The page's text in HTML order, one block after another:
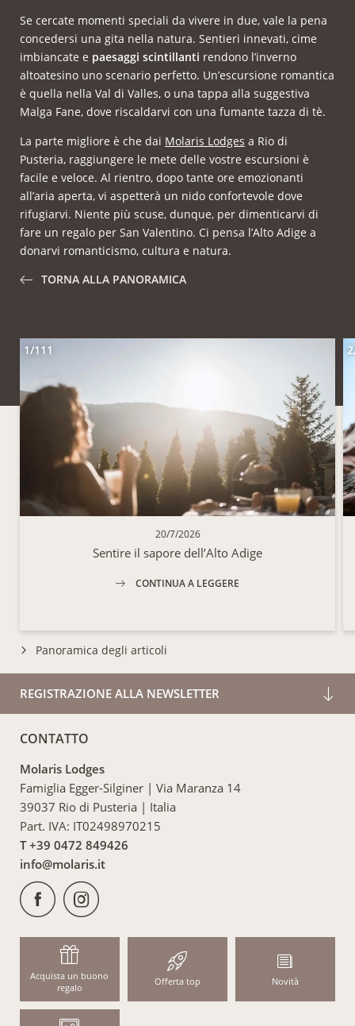
Se cercate momenti speciali da vivere in due, vale la pena
concedersi una gita nella natura. Sentieri innevati, cime
imbiancate e paesaggi scintillanti rendono l’inverno
altoatesino uno scenario perfetto. Un’escursione romantica
è quella nella Val di Valles, o una tappa alla suggestiva
Malga Fane, dove riscaldarvi con una fumante tazza di tè.
La parte migliore è che dai Molaris Lodges a Rio di
Pusteria, raggiungere le mete delle vostre escursioni è
facile e veloce. Al rientro, dopo tante ore emozionanti
all’aria aperta, vi aspetterà un nido confortevole dove
rifugiarvi. Niente più scuse, dunque, per dimenticarvi di
fare un regalo per San Valentino. Ci pensa l’Alto Adige a
donarvi romanticismo, cultura e natura.
TORNA ALLA PANORAMICA
1/111
20/7/2026
Sentire il sapore dell’Alto Adige
CONTINUA A LEGGERE
Panoramica degli articoli
REGISTRAZIONE ALLA NEWSLETTER
CONTATTO
Molaris Lodges
Famiglia Egger-Silginer | Via Maranza 14
39037 Rio di Pusteria | Italia
Part. IVA: IT02498970215
T +39 0472 849426
info@molaris.it
Acquista un buono
regalo
Offerta top Novità